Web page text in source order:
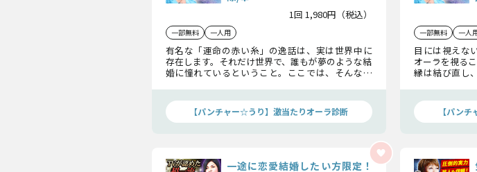
1回 1,980円（税込）
一部無料 一人用
有名な「運命の赤い糸」の逸話は、実は世界中に
存在します。それだけ世界で、誰もが夢のような結
婚に憧れているということ。ここでは、そんな夢
【パンチャー☆うり】激当たりオーラ診断
一部無料 一人
目には視えな
オーラを視る
縁は結び直し
【パン
一途に恋愛結婚したい方限定！